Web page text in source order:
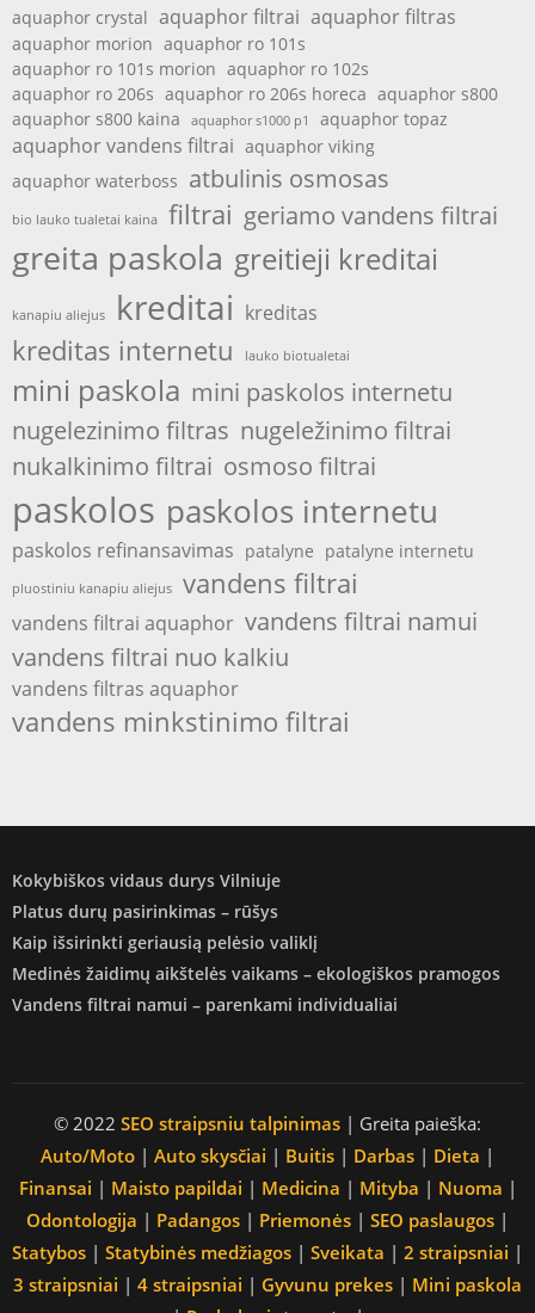
aquaphor crystal aquaphor filtrai aquaphor filtras
aquaphor morion aquaphor ro 101s
aquaphor ro 101s morion aquaphor ro 102s
aquaphor ro 206s aquaphor ro 206s horeca aquaphor s800
aquaphor s800 kaina
aquaphor s1000 p1 aquaphor topaz
aquaphor vandens filtrai aquaphor viking
aquaphor waterboss atbulinis osmosas
bio lauko tualetai kaina filtrai geriamo vandens filtrai
greita paskola greitieji kreditai
kanapiu aliejus kreditai kreditas
kreditas internetu lauko biotualetai
mini paskola mini paskolos internetu
nugelezinimo filtras nugeležinimo filtrai
nukalkinimo filtrai osmoso filtrai
paskolos paskolos internetu
paskolos refinansavimas patalyne patalyne internetu
pluostiniu kanapiu aliejus vandens filtrai
vandens filtrai aquaphor vandens filtrai namui
vandens filtrai nuo kalkiu
vandens filtras aquaphor
vandens minkstinimo filtrai
Kokybiškos vidaus durys Vilniuje
Platus durų pasirinkimas – rūšys
Kaip išsirinkti geriausią pelėsio valiklį
Medinės žaidimų aikštelės vaikams – ekologiškos pramogos
Vandens filtrai namui – parenkami individualiai
© 2022 SEO straipsniu talpinimas | Greita paieška:
Auto/Moto | Auto skysčiai | Buitis | Darbas | Dieta |
Finansai | Maisto papildai | Medicina | Mityba | Nuoma |
Odontologija | Padangos | Priemonės | SEO paslaugos |
Statybos | Statybinės medžiagos | Sveikata | 2 straipsniai |
3 straipsniai | 4 straipsniai | Gyvunu prekes | Mini paskola